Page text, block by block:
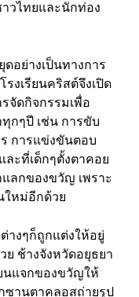
วไทยและนักท่อง
อย่างเป็นทางการ
รงเรียนคริสต์จึงเปิด
จัดกิจกรรมเพื่อ
กๆปี เช่น การขับ
ร การแข่งขันตอบ
ละที่เด็กๆตั้งตาคอย
ลกของขวัญ เพราะ
ใหม่อีกด้วย
างๆก็ถูกแต่งให้อยู่
ช้างจังหวัดอยุธยา
นแจกของขวัญให้
ซานตาคลอสถ่ายรูป